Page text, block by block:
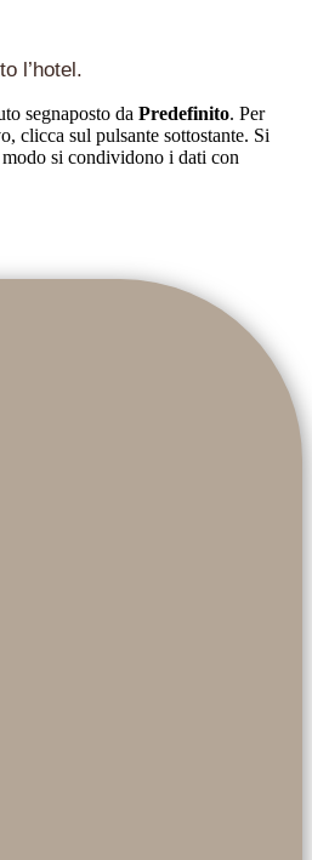
l’hotel.
segnaposto da Predefinito. Per
clicca sul pulsante sottostante. Si
si condividono i dati con